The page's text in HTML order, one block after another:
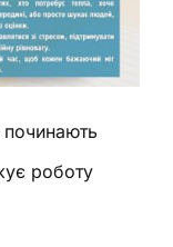
починають
роботу